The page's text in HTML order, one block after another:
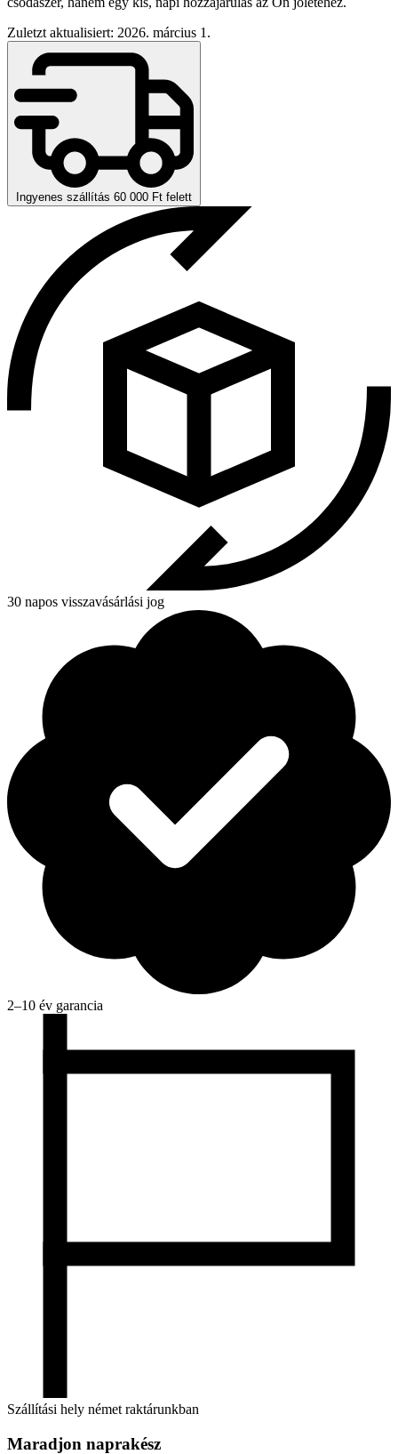
Zuletzt aktualisiert: 2026. március 1.
Ingyenes szállítás 60 000 Ft felett
30 napos visszavásárlási jog
2–10 év garancia
Szállítási hely német raktárunkban
Maradjon naprakész